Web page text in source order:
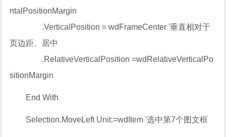
ntalPositionMargin
.VerticalPosition = wdFrameCenter '垂直相对于
页边距、居中
.RelativeVerticalPosition =wdRelativeVerticalPo
sitionMargin
End With
Selection.MoveLeft Unit:=wdItem '选中第7个图文框